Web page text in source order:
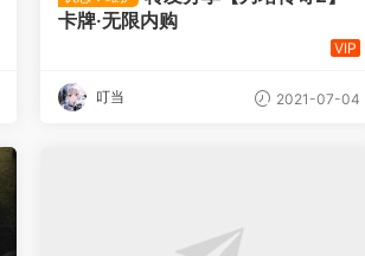
卡牌·无限内购
VIP
叮当 2021-07-04